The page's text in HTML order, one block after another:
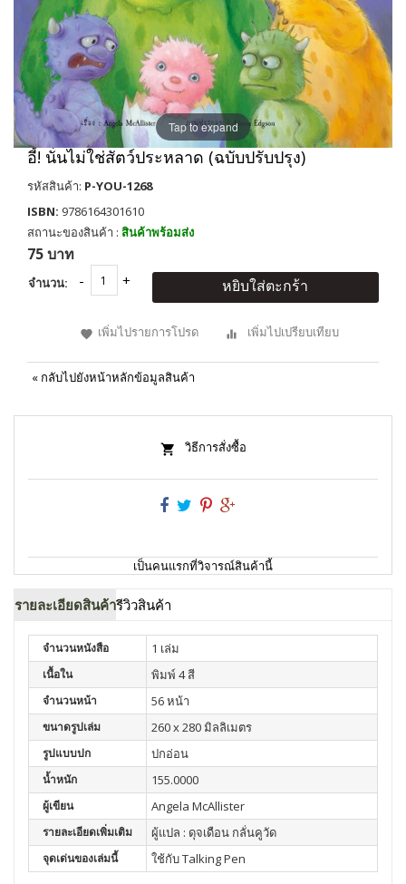
Tap to expand
อี้! นั่นไม่ใช่สัตว์ประหลาด (ฉบับปรับปรุง)
รหัสสินค้า: P-YOU-1268
ISBN: 9786164301610
สถานะของสินค้า : สินค้าพร้อมส่ง
75 บาท
จำนวน: หยิบใส่ตะกร้า
เพิ่มไปรายการโปรด เพิ่มไปเปรียบเทียบ
« กลับไปยังหน้าหลักข้อมูลสินค้า
วิธีการสั่งซื้อ
เป็นคนแรกที่วิจารณ์สินค้านี้
รายละเอียดสินค้ารีวิวสินค้า
จำนวนหนังสือ 1 เล่ม
เนื้อใน พิมพ์ 4 สี
จำนวนหน้า 56 หน้า
ขนาดรูปเล่ม 260 x 280 มิลลิเมตร
รูปแบบปก ปกอ่อน
น้ำหนัก 155.0000
ผู้เขียน Angela McAllister
รายละเอียดเพิ่มเติม ผู้แปล : ดุจเดือน กลั่นคูวัด
จุดเด่นของเล่มนี้ ใช้กับ Talking Pen